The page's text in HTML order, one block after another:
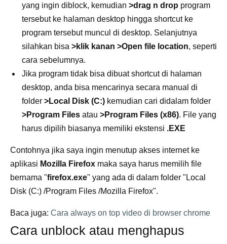
yang ingin diblock, kemudian >drag n drop program
tersebut ke halaman desktop hingga shortcut ke
program tersebut muncul di desktop. Selanjutnya
silahkan bisa >klik kanan >Open file location, seperti
cara sebelumnya.
Jika program tidak bisa dibuat shortcut di halaman
desktop, anda bisa mencarinya secara manual di
folder >Local Disk (C:) kemudian cari didalam folder
>Program Files atau >Program Files (x86). File yang
harus dipilih biasanya memiliki ekstensi .EXE
Contohnya jika saya ingin menutup akses internet ke
aplikasi Mozilla Firefox maka saya harus memilih file
bernama "firefox.exe" yang ada di dalam folder "Local
Disk (C:) /Program Files /Mozilla Firefox".
Baca juga: Cara always on top video di browser chrome
Cara unblock atau menghapus